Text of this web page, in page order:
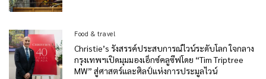
Food & travel
Christie’s รังสรรค์ประสบการณ์ไวน์ระดับโลก ใจกลาง
กรุงเทพฯเปิดมุมมองเอ็กซ์คลูซีฟโดย “Tim Triptree
MW” สู่ศาสตร์และศิลป์แห่งการประมูลไวน์